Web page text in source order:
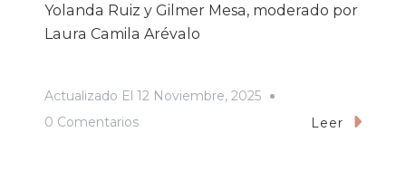
Yolanda Ruiz y Gilmer Mesa, moderado por
Laura Camila Arévalo
Actualizado El 12 Noviembre, 2025
0 ComentariosEn
Leer